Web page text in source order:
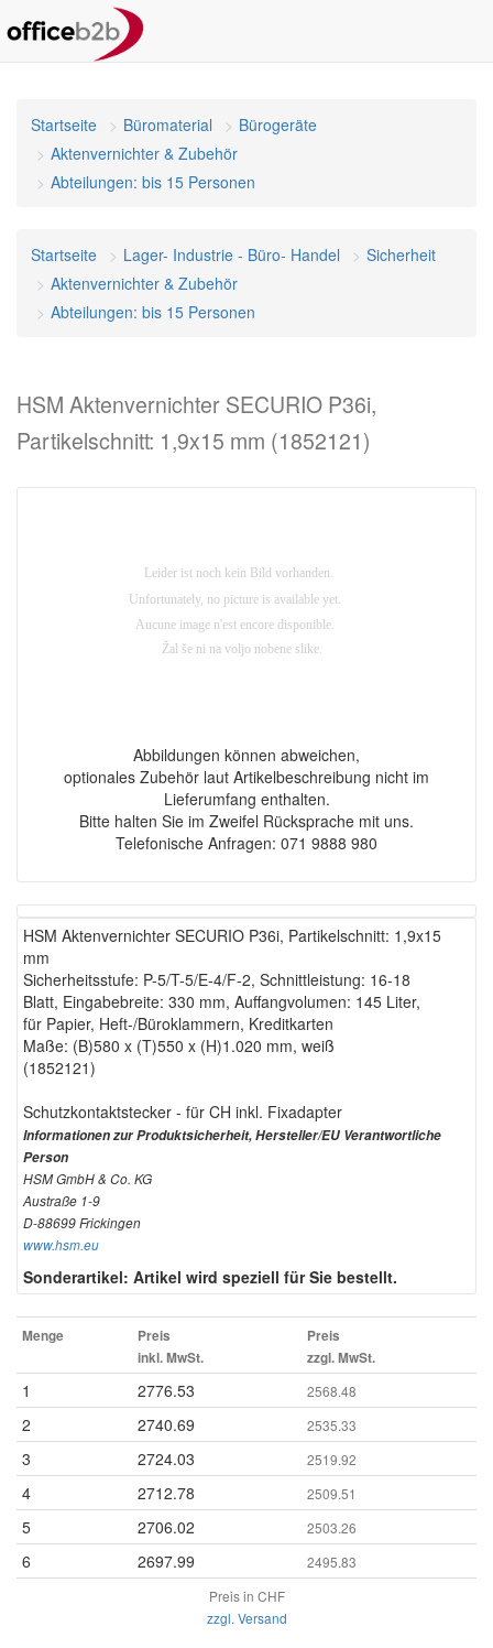
Startseite Büromaterial
Bürogeräte
Aktenvernichter & Zubehör
Abteilungen: bis 15 Personen
Startseite Lager- Industrie - Büro- Handel
Sicherheit
Aktenvernichter & Zubehör
Abteilungen: bis 15 Personen
HSM Aktenvernichter SECURIO P36i,
Partikelschnitt: 1,9x15 mm (1852121)
Abbildungen können abweichen,
optionales Zubehör laut Artikelbeschreibung nicht im
Lieferumfang enthalten.
Bitte halten Sie im Zweifel Rücksprache mit uns.
Telefonische Anfragen: 071 9888 980
HSM Aktenvernichter SECURIO P36i, Partikelschnitt: 1,9x15
mm
Sicherheitsstufe: P-5/T-5/E-4/F-2, Schnittleistung: 16-18
Blatt, Eingabebreite: 330 mm, Auffangvolumen: 145 Liter,
für Papier, Heft-/Büroklammern, Kreditkarten
Maße: (B)580 x (T)550 x (H)1.020 mm, weiß
(1852121)
Schutzkontaktstecker - für CH inkl. Fixadapter
Informationen zur Produktsicherheit, Hersteller/EU Verantwortliche
Person
HSM GmbH & Co. KG
Austraße 1-9
D-88699 Frickingen
www.hsm.eu
Sonderartikel: Artikel wird speziell für Sie bestellt.
Menge
Preis
inkl. MwSt.
Preis
zzgl. MwSt.
1 2776.53 2568.48
2 2740.69 2535.33
3 2724.03 2519.92
4 2712.78 2509.51
5 2706.02 2503.26
6 2697.99
2495.83
Preis in CHF
zzgl. Versand